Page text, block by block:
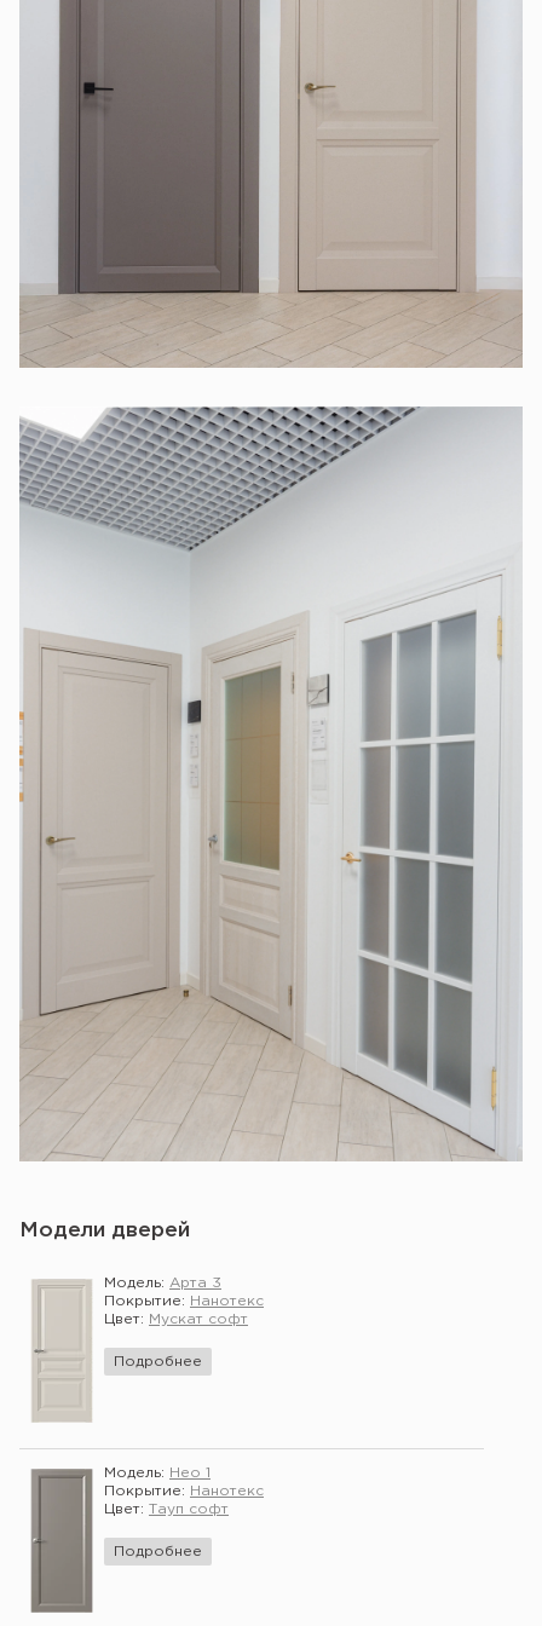
Модели дверей
Модель: Арта 3
Покрытие:
Нанотекс
Цвет:
Мускат софт
Подробнее
Модель:
Нео 1
Покрытие:
Нанотекс
Цвет: Тауп софт
Подробнее